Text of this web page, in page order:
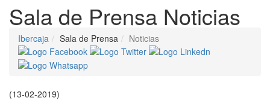
Sala de Prensa Noticias
Ibercaja Sala de Prensa Noticias
(13-02-2019)